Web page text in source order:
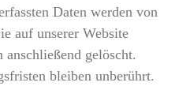
Daten werden von
auf unserer Website
gelöscht.
bleiben unberührt.